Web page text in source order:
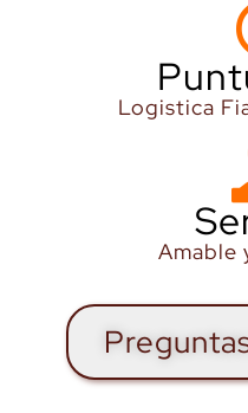
Logistica
Amable